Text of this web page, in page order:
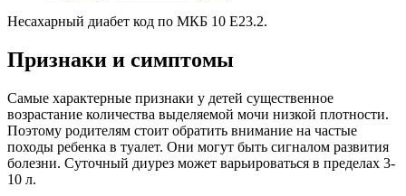
Несахарный диабет код по МКБ 10 Е23.2.
Признаки и симптомы
Самые характерные признаки у детей существенное
возрастание количества выделяемой мочи низкой плотности.
Поэтому родителям стоит обратить внимание на частые
походы ребенка в туалет. Они могут быть сигналом развития
болезни. Суточный диурез может варьироваться в пределах 3-
10 л.